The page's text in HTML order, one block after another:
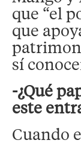
que “el
que
sí
-¿Qué
este
Cuando